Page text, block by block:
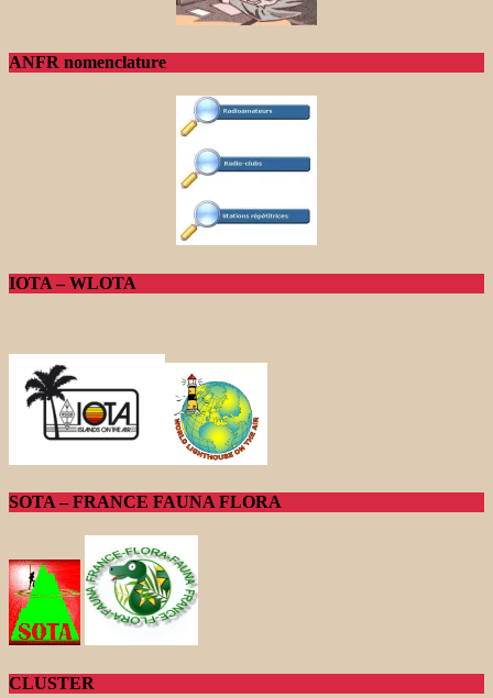
ANFR nomenclature
IOTA – WLOTA
SOTA – FRANCE FAUNA FLORA
CLUSTER